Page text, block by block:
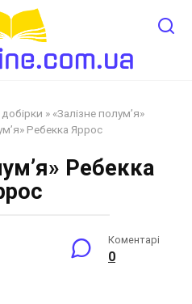
» «Залізне полум’я»
Ребекка Яррос
Ребекка
Коментарі
0